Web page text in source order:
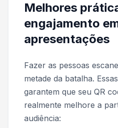
Melhores
engajamento
apresentações
Fazer as pessoas
metade da batalha.
garantem que seu QR
realmente melhore a
audiência: